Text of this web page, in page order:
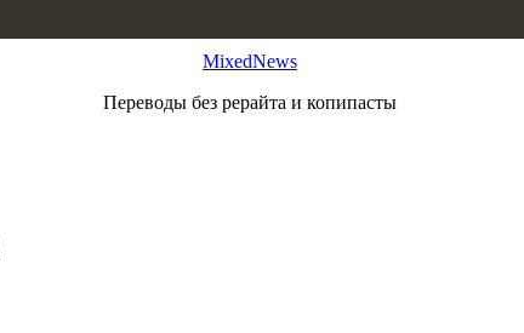
MixedNews
Переводы без рерайта и копипасты